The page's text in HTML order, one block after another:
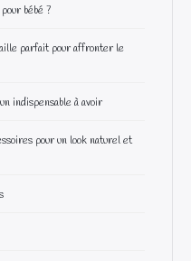
bébé ?
parfait pour affronter le
indispensable à avoir
pour un look naturel et